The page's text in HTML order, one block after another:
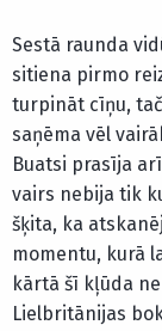
Sestā raunda
sitiena pirmo
turpināt cīņu,
saņēma vēl
Buatsi prasīja
vairs nebija tik
šķita, ka
momentu, kurā
kārtā šī kļūda
Lielbritānijas